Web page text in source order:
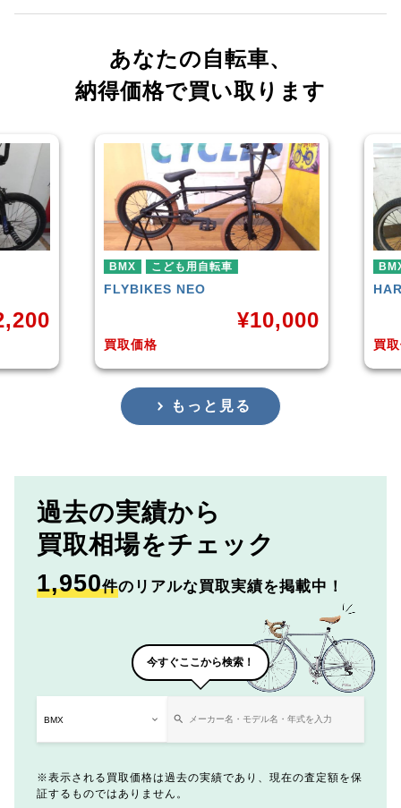
あなたの自転車、
納得価格で買い取ります
10,000
BMX
HARODOWNTOWN
買取価格
¥4,225
もっと見る
過去の実績から
買取相場をチェック
1,950件のリアルな買取実績を掲載中！
今すぐここから検索！
表示される買取価格は過去の実績であり、現在の査定額を保
証するものではありません。